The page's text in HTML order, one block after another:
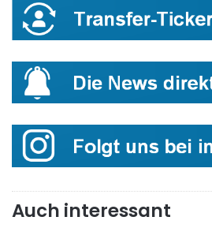
Auch interessant